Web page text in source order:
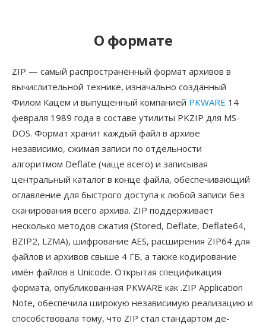
О формате
ZIP — самый распространённый формат архивов в
вычислительной технике, изначально созданный
Филом Кацем и выпущенный компанией PKWARE 14
февраля 1989 года в составе утилиты PKZIP для MS-
DOS. Формат хранит каждый файл в архиве
независимо, сжимая записи по отдельности
алгоритмом Deflate (чаще всего) и записывая
центральный каталог в конце файла, обеспечивающий
оглавление для быстрого доступа к любой записи без
сканирования всего архива. ZIP поддерживает
несколько методов сжатия (Stored, Deflate, Deflate64,
BZIP2, LZMA), шифрование AES, расширения ZIP64 для
файлов и архивов свыше 4 ГБ, а также кодирование
имён файлов в Unicode. Открытая спецификация
формата, опубликованная PKWARE как .ZIP Application
Note, обеспечила широкую независимую реализацию и
способствовала тому, что ZIP стал стандартом де-